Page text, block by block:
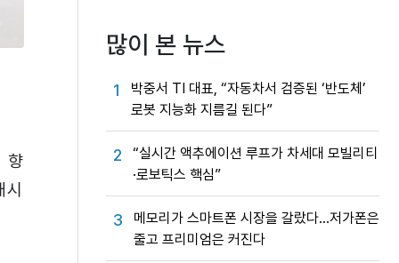
향
많이 본 뉴스
1
박중서 TI 대표, “자동차서 검증된 ‘반도체’
로봇 지능화 지름길 된다”
2
“실시간 액추에이션 루프가 차세대 모빌리티
·로보틱스 핵심”
3
메모리가 스마트폰 시장을 갈랐다…저가폰은
줄고 프리미엄은 커진다